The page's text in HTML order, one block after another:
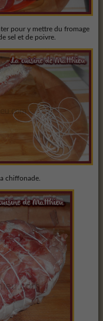
pour y mettre du fromage
sel et de poivre.
chiffonade.